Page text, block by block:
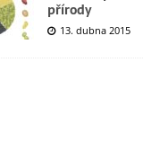
přírody
13. dubna 2015